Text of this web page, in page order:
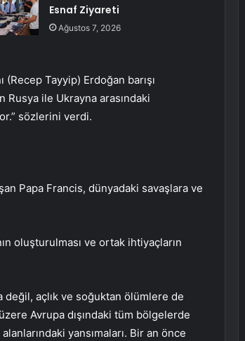
Esnaf Ziyareti
Ağustos 7, 2026
Tayyip) Erdoğan barışı
Rusya ile Ukrayna arasındaki
sözlerini verdi.
Papa Francis, dünyadaki savaşlara ve
oluşturulması ve ortak ihtiyaçların
değil, açlık ve soğuktan ölümlere de
Avrupa dışındaki tüm bölgelerde
yansımaları. Bir an önce